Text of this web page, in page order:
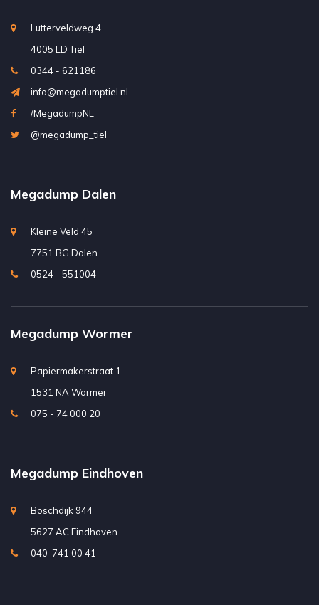
Lutterveldweg 4
4005 LD Tiel
0344 - 621186
info@megadumptiel.nl
/MegadumpNL
@megadump_tiel
Megadump Dalen
Kleine Veld 45
7751 BG Dalen
0524 - 551004
Megadump Wormer
Papiermakerstraat 1
1531 NA Wormer
075 - 74 000 20
Megadump Eindhoven
Boschdijk 944
5627 AC Eindhoven
040-741 00 41